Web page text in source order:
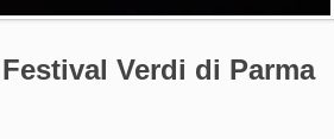
Verdi di Parma